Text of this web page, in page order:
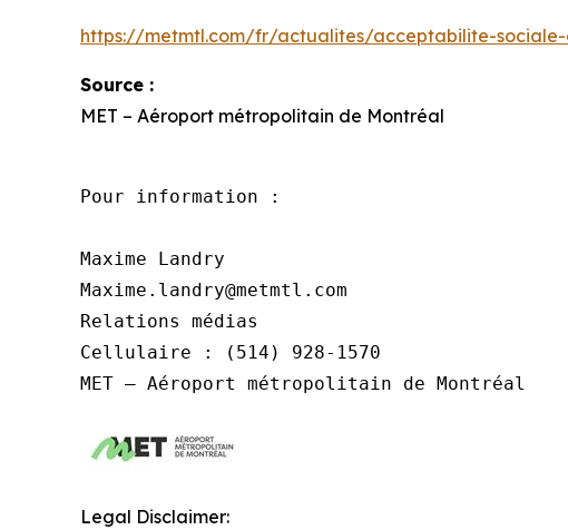
https://metmtl.com/fr/actualites/acceptabilite-
Source :
MET – Aéroport métropolitain de Montréal
Pour information :
Maxime Landry
Maxime.landry@metmtl.com
Relations médias
Cellulaire : (514) 928-1570
MET – Aéroport métropolitain de Montréal
Legal Disclaimer: